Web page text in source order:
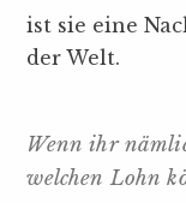
ist sie eine
der Welt.
Wenn ihr
welchen Lohn